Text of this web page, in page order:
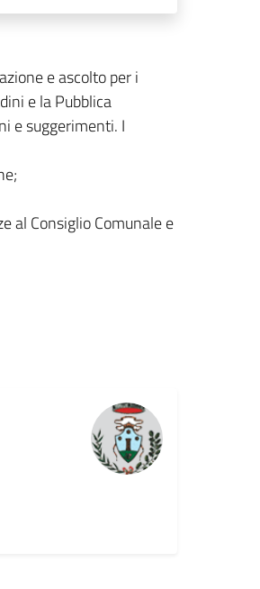
e ascolto per i
e la Pubblica
e suggerimenti. I
al Consiglio Comunale e